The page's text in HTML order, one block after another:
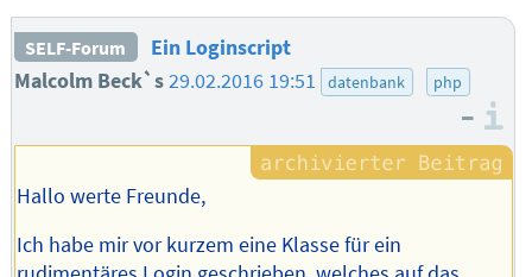
SELF-Forum
Ein Loginscript
Malcolm Beck`s29.02.2016 19:51 datenbank php
–
Hallo werte Freunde,
Ich habe mir vor kurzem eine Klasse für ein